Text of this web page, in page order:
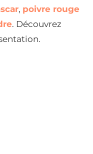
, poivre rouge
. Découvrez